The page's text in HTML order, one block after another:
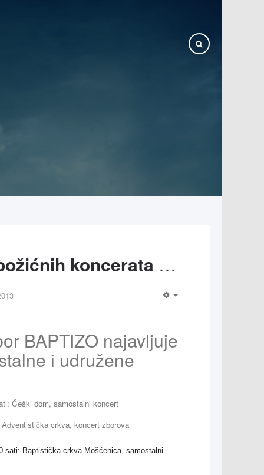
Raspored božićnih koncerata zbora Baptizo
BAPTIZO najavljuje
i udružene
Češki dom, samostalni koncert
crkva, koncert zborova
sati: Baptistička crkva Mošćenica, samostalni